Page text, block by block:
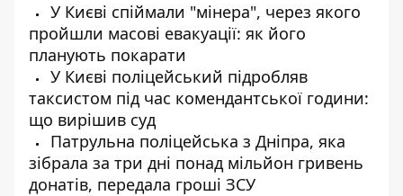
У Києві спіймали "мінера", через якого
пройшли масові евакуації: як його
планують покарати
У Києві поліцейський підробляв
таксистом під час комендантської години:
що вирішив суд
Патрульна поліцейська з Дніпра, яка
зібрала за три дні понад мільйон гривень
донатів, передала гроші ЗСУ